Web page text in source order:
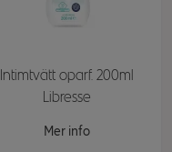
Intimtvätt oparf. 200ml
Libresse
Mer info